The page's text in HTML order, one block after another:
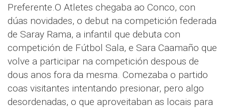
Preferente.O Atletes chegaba ao Conco, con
dúas novidades, o debut na competición federada
de Saray Rama, a infantil que debuta con
competición de Fútbol Sala, e Sara Caamaño que
volve a participar na competición despous de
dous anos fora da mesma. Comezaba o partido
coas visitantes intentando presionar, pero algo
desordenadas, o que aproveitaban as locais para